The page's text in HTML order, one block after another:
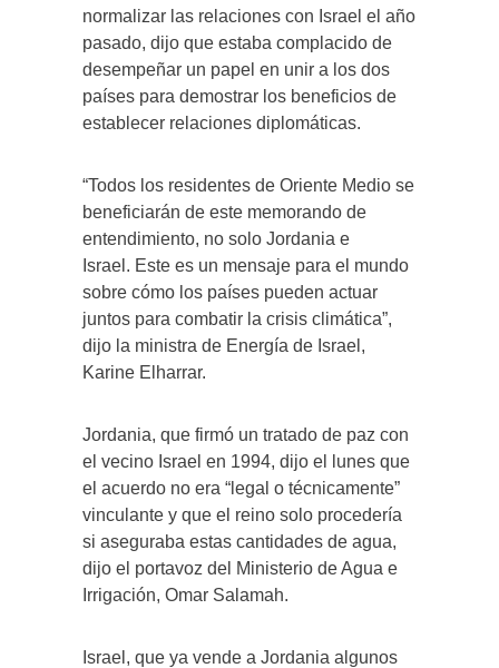
normalizar las relaciones con Israel el año
pasado, dijo que estaba complacido de
desempeñar un papel en unir a los dos
países para demostrar los beneficios de
establecer relaciones diplomáticas.
“Todos los residentes de Oriente Medio se
beneficiarán de este memorando de
entendimiento, no solo Jordania e
Israel. Este es un mensaje para el mundo
sobre cómo los países pueden actuar
juntos para combatir la crisis climática”,
dijo la ministra de Energía de Israel,
Karine Elharrar.
Jordania, que firmó un tratado de paz con
el vecino Israel en 1994, dijo el lunes que
el acuerdo no era “legal o técnicamente”
vinculante y que el reino solo procedería
si aseguraba estas cantidades de agua,
dijo el portavoz del Ministerio de Agua e
Irrigación, Omar Salamah.
Israel, que ya vende a Jordania algunos